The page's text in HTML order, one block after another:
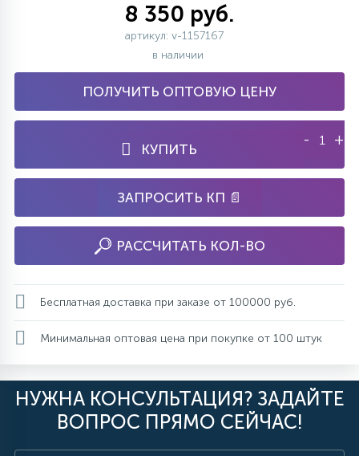
8 350 руб.
артикул: v-1157167
в наличии
ПОЛУЧИТЬ ОПТОВУЮ ЦЕНУ
КУПИТЬ
- +
ЗАПРОСИТЬ КП 📄
РАССЧИТАТЬ КОЛ-ВО
Бесплатная доставка при заказе от 100000 руб.
Минимальная оптовая цена при покупке от 100 штук
НУЖНА КОНСУЛЬТАЦИЯ? ЗАДАЙТЕ
ВОПРОС ПРЯМО СЕЙЧАС!